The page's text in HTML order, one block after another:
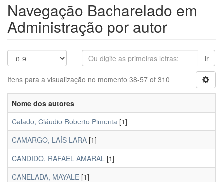
Navegação Bacharelado em
Administração por autor
Ir
Itens para a visualização no momento 38-57 of 310
Nome dos autores
Calado, Cláudio Roberto Pimenta [1]
CAMARGO, LAÍS LARA [1]
CANDIDO, RAFAEL AMARAL [1]
CANELADA, MAYALE [1]